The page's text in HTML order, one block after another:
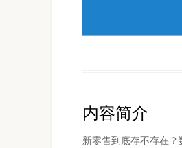
内容简介
新零售到底存不存在